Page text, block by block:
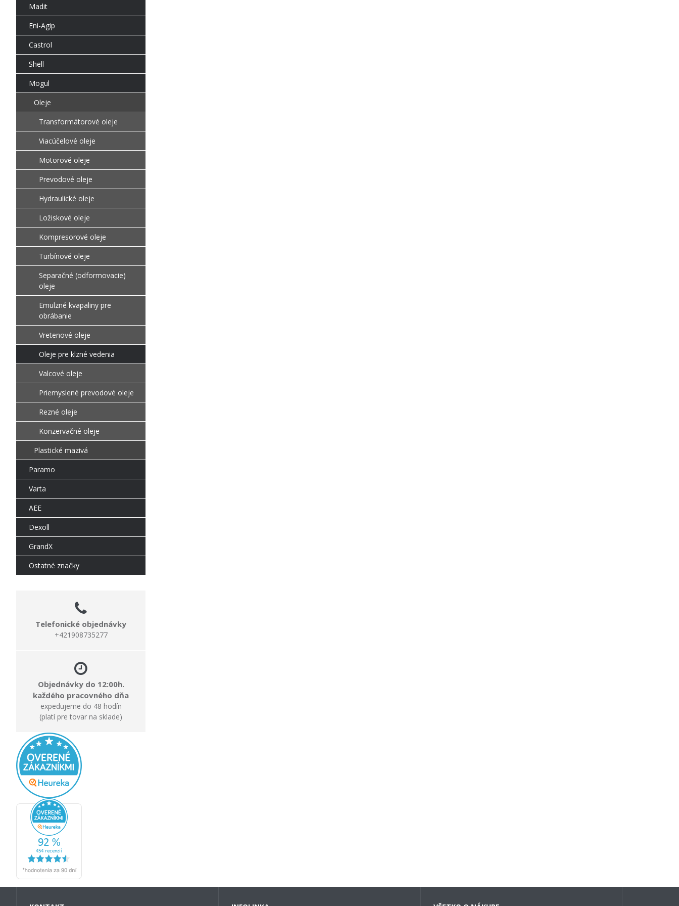
Madit
Eni-Agip
Castrol
Shell
Mogul
Oleje
Transformátorové oleje
Viacúčelové oleje
Motorové oleje
Prevodové oleje
Hydraulické oleje
Ložiskové oleje
Kompresorové oleje
Turbínové oleje
Separačné (odformovacie)
oleje
Emulzné kvapaliny pre
obrábanie
Vretenové oleje
Oleje pre klzné vedenia
Valcové oleje
Priemyslené prevodové oleje
Rezné oleje
Konzervačné oleje
Plastické mazivá
Paramo
Varta
AEE
Dexoll
GrandX
Ostatné značky
Telefonické objednávky
+421908735277
Objednávky do 12:00h.
každého pracovného dňa
expedujeme do 48 hodín
(platí pre tovar na sklade)